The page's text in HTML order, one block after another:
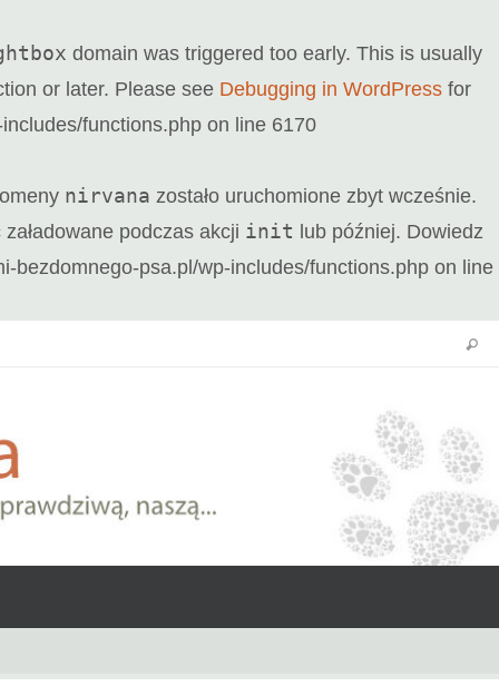
domain was triggered too early. This is usually
or later. Please see Debugging in WordPress for
functions.php on line 6170
nirvana zostało uruchomione zbyt wcześnie.
podczas akcji init lub później. Dowiedz
bezdomnego-psa.pl/wp-includes/functions.php on line